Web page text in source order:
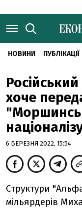
НОВИНИ ПУБЛІКАЦІЇ
хоче
6 БЕРЕЗНЯ 2022, 15:54
Структури
мільярдерів